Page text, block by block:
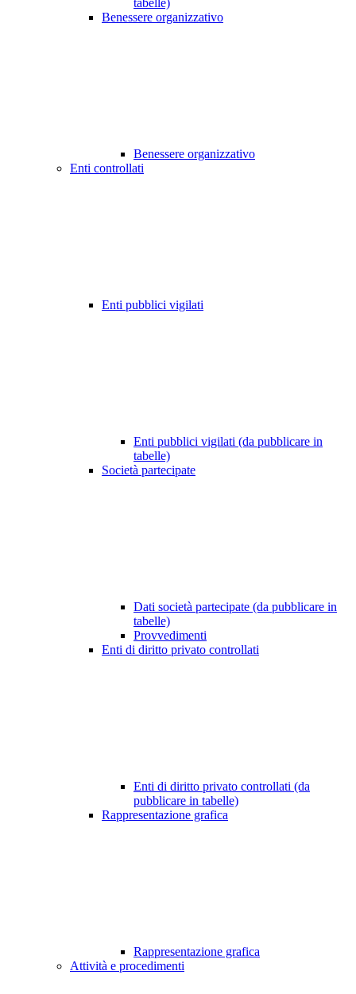
tabelle)
Benessere organizzativo
Benessere organizzativo
Enti controllati
Enti pubblici vigilati
Enti pubblici vigilati (da pubblicare in
tabelle)
Società partecipate
Dati società partecipate (da pubblicare in
tabelle)
Provvedimenti
Enti di diritto privato controllati
Enti di diritto privato controllati (da
pubblicare in tabelle)
Rappresentazione grafica
Rappresentazione grafica
Attività e procedimenti